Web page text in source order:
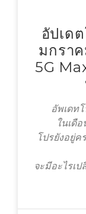
อัปเด
มกรา
5G
อัพเดท
ในเดื
โปรยังอยู่ค
จะมีอะไรเป